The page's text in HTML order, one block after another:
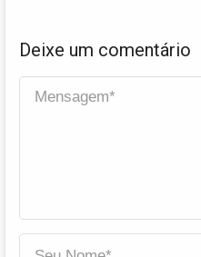
Deixe um comentário